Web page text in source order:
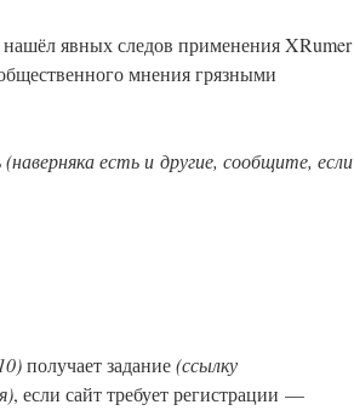
нашёл явных следов применения XRumer
мнения грязными
(наверняка есть и другие, сообщите, если
получает задание(ссылку
, если сайт требует регистрации —